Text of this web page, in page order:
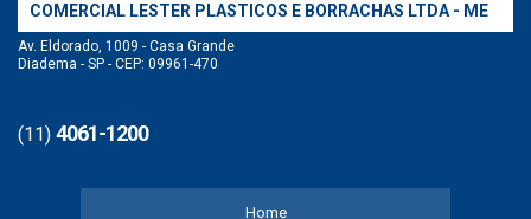
COMERCIAL LESTER PLASTICOS E BORRACHAS LTDA - ME
Av. Eldorado, 1009 - Casa Grande
Diadema - SP - CEP: 09961-470
(11) 4061-1200
Home